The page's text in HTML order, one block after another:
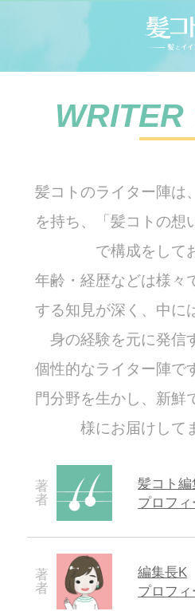
WRITER
髪コトのライター陣は
を持ち、「髪コトの想
で構成をして
年齢・経歴などは様々
する知見が深く、中に
身の経験を元に発信
個性的なライター陣で
門分野を生かし、新鮮
様にお届けして
髪コト編
プロフ
編集長K
プロフ